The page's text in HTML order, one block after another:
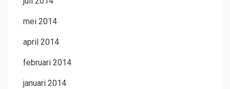
mei 2014
april 2014
februari 2014
januari 2014